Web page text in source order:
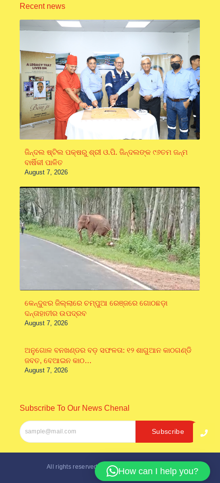
Recent news
ଜିନ୍ଦଲ ଷ୍ଟିଲ ପକ୍ଷରୁ ଶ୍ରୀ ଓ.ପି. ଜିନ୍ଦଲଙ୍କ ୯୬ତମ ଜନ୍ମ
ବାର୍ଷିକୀ ପାଳିତ
August 7, 2026
କେନ୍ଦୁଝର ଜିଲ୍ଲାରେ ଚମ୍ପୁଆ ରେଞ୍ଜରେ ଗୋଠଛଡ଼ା
ଦନ୍ତାହାତୀର ଉପଦ୍ରବ
August 7, 2026
ଅନୁଗୋଳ ବନଖଣ୍ଡର ବଡ଼ ସଫଳତା: ୧୨ ଶାଗୁଆନ କାଠଗଣ୍ଡି
ଜବତ, ବେଆଇନ କାଠ…
August 7, 2026
Subscribe To Our News Chenal
Subscribe
All rights reserved. Designed by Inter Softech
How can I help you?